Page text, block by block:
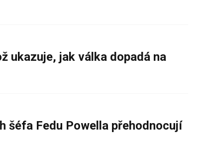
ukazuje, jak válka dopadá na
šéfa Fedu Powella přehodnocují